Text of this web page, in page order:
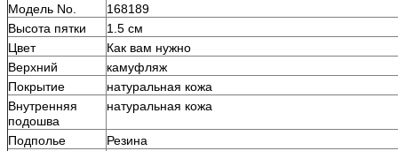
Модель No.
168189
Высота пятки
1.5 см
Цвет
Как вам нужно
Верхний
камуфляж
Покрытие
натуральная кожа
Внутренняя
подошва
натуральная кожа
Подполье
Резина